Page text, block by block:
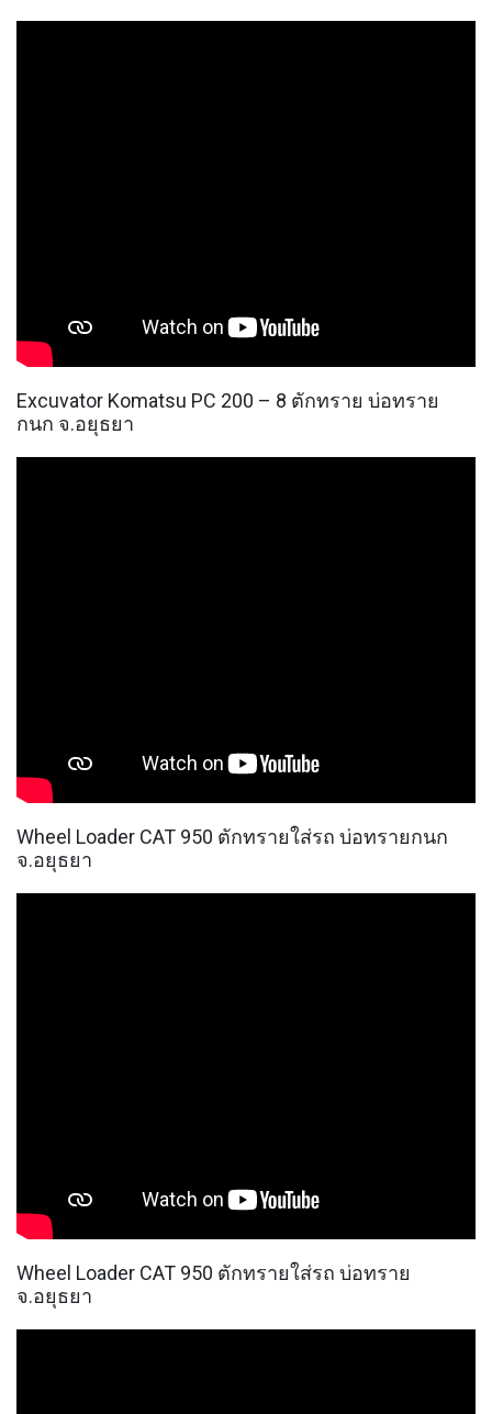
Excuvator Komatsu PC 200 – 8 ตักทราย บ่อทราย
กนก จ.อยุธยา
Wheel Loader CAT 950 ตักทรายใส่รถ บ่อทรายกนก
จ.อยุธยา
Wheel Loader CAT 950 ตักทรายใส่รถ บ่อทราย
จ.อยุธยา